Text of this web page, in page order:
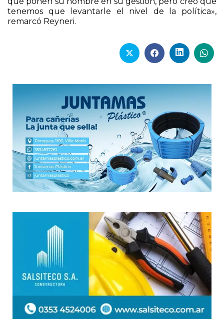
tenemos que levantarle el nivel de la política»,
remarcó Reyneri.